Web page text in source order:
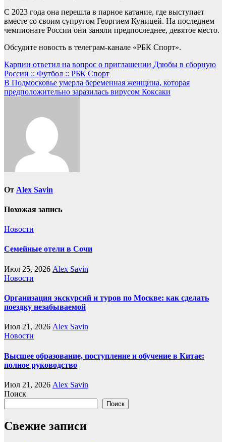
С 2023 года она перешла в парное катание, где выступает
вместе со своим супругом Георгием Куницей. На последнем
чемпионате России они заняли предпоследнее, девятое место.
Обсудите новость в телеграм-канале «РБК Спорт».
Навигация
по
записям
Карпин ответил на вопрос о приглашении Дзюбы в сборную
России :: Футбол :: РБК Спорт
В Подмосковье умерла беременная женщина, которая
предположительно заразилась вирусом Коксаки
От Alex Savin
Похожая запись
Новости
Семейные отели в Сочи
Июл 25, 2026 Alex Savin
Новости
Организация экскурсий и туров по Москве: как сделать
поездку незабываемой
Июл 21, 2026 Alex Savin
Новости
Высшее образование, поступление и обучение в Китае:
полное руководство
Июл 21, 2026 Alex Savin
Поиск
Поиск
Свежие записи